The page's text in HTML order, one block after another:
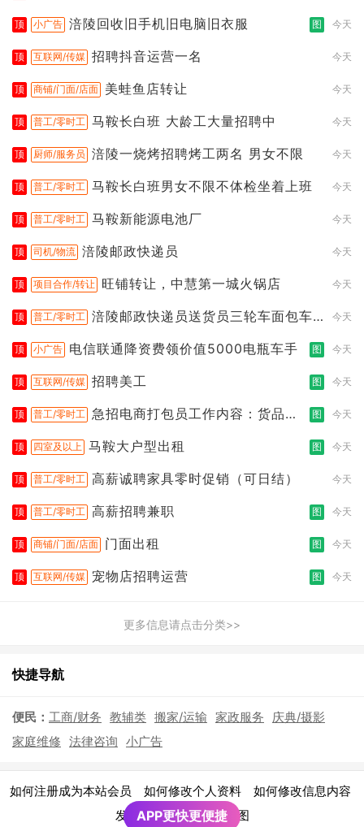
顶 小广告 涪陵回收旧手机旧电脑旧衣服 图 今天
顶 互联网/传媒 招聘抖音运营一名 今天
顶 商铺/门面/店面 美蛙鱼店转让 今天
顶 普工/零时工 马鞍长白班 大龄工大量招聘中 今天
顶 厨师/服务员 涪陵一烧烤招聘烤工两名 男女不限 今天
顶 普工/零时工 马鞍长白班男女不限不体检坐着上班 今天
顶 普工/零时工 马鞍新能源电池厂 今天
顶 司机/物流 涪陵邮政快递员 今天
顶 项目合作/转让 旺铺转让，中慧第一城火锅店 今天
顶 普工/零时工 涪陵邮政快递员送货员三轮车面包车
今天
顶 小广告 电信联通降资费领价值5000电瓶车手 图 今天
顶 互联网/传媒 招聘美工 图 今天
顶 普工/零时工 急招电商打包员工作内容：货品分
图 今天
顶 四室及以上 马鞍大户型出租 图 今天
顶 普工/零时工 高薪诚聘家具零时促销（可日结） 今天
顶 普工/零时工 高薪招聘兼职 图 今天
顶 商铺/门面/店面 门面出租 图 今天
顶 互联网/传媒 宠物店招聘运营 图 今天
更多信息请点击分类>>
快捷导航
便民： 工商/财务 教辅类 搬家/运输 家政服务
庆典/摄影
家庭维修 法律咨询 小广告
如何注册成为本站会员 如何修改个人资料 如何修改信息内容
发布广告须知 | 网站地图
APP更快更便捷